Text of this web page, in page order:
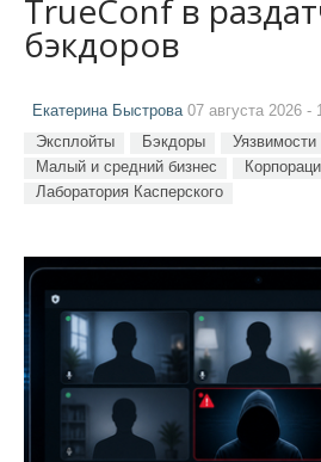
TrueConf в
бэкдоров
Екатерина Быстрова 07 августа 2026 -
Эксплойты Бэкдоры
Малый и средний бизнес
Лаборатория Касперского